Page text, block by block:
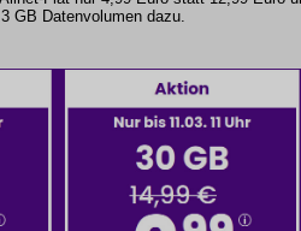
GB Datenvolumen dazu.